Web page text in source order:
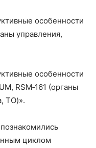
особенности
управления,
особенности
RSM‑161 (органы
ТО)».
циклом